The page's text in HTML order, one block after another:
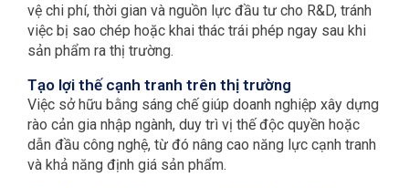
vệ chi phí, thời gian và nguồn lực đầu tư cho R&D, tránh
việc bị sao chép hoặc khai thác trái phép ngay sau khi
sản phẩm ra thị trường.
Tạo lợi thế cạnh tranh trên thị trường
Việc sở hữu bằng sáng chế giúp doanh nghiệp xây dựng
rào cản gia nhập ngành, duy trì vị thế độc quyền hoặc
dẫn đầu công nghệ, từ đó nâng cao năng lực cạnh tranh
và khả năng định giá sản phẩm.